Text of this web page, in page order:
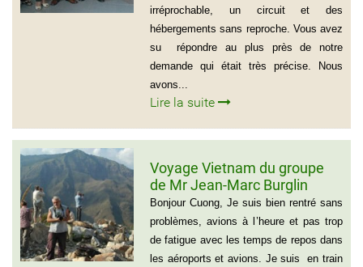
irréprochable, un circuit et des
hébergements sans reproche. Vous avez
su répondre au plus près de notre
demande qui était très précise. Nous
avons...
Lire la suite
Voyage Vietnam du groupe
de Mr Jean-Marc Burglin
(Groupe de 9 personnes)
Bonjour Cuong, Je suis bien rentré sans
problèmes, avions à l’heure et pas trop
de fatigue avec les temps de repos dans
les aéroports et avions. Je suis en train